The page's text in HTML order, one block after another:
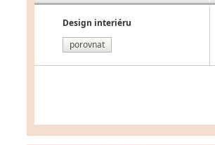
Design interiéru
porovnat